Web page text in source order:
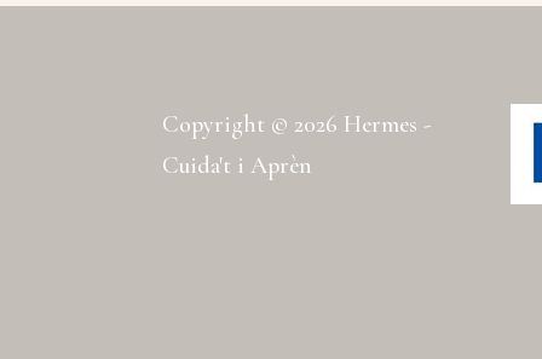
Copyright © 2026 Hermes -
Cuida't i Aprèn